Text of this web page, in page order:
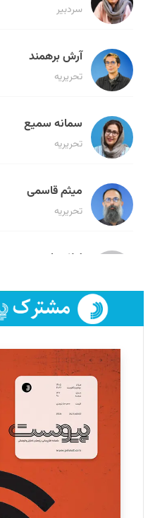
سردبیر
آرش برهمند
تحریریه
سمانه سمیع
تحریریه
میثم قاسمی
تحریریه
لیلا حنارود
فائزه فتحی رستمی
تحریریه
سروش کرمیان
تحریریه
مینا پاکدل